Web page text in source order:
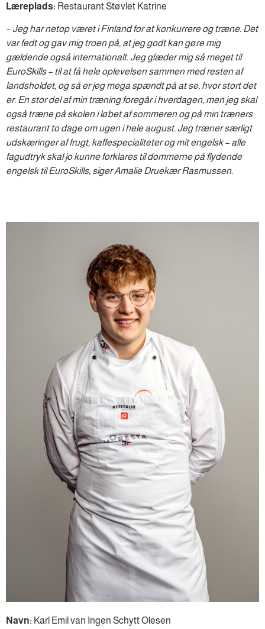
Læreplads: Restaurant Støvlet Katrine
– Jeg har netop været i Finland for at konkurrere og træne. Det
var fedt og gav mig troen på, at jeg godt kan gøre mig
gældende også internationalt. Jeg glæder mig så meget til
EuroSkills – til at få hele oplevelsen sammen med resten af
landsholdet, og så er jeg mega spændt på at se, hvor stort det
er. En stor del af min træning foregår i hverdagen, men jeg skal
også træne på skolen i løbet af sommeren og på min træners
restaurant to dage om ugen i hele august. Jeg træner særligt
udskæringer af frugt, kaffespecialiteter og mit engelsk – alle
fagudtryk skal jo kunne forklares til dommerne på flydende
engelsk til EuroSkills, siger Amalie Druekær Rasmussen.
Navn: Karl Emil van Ingen Schytt Olesen